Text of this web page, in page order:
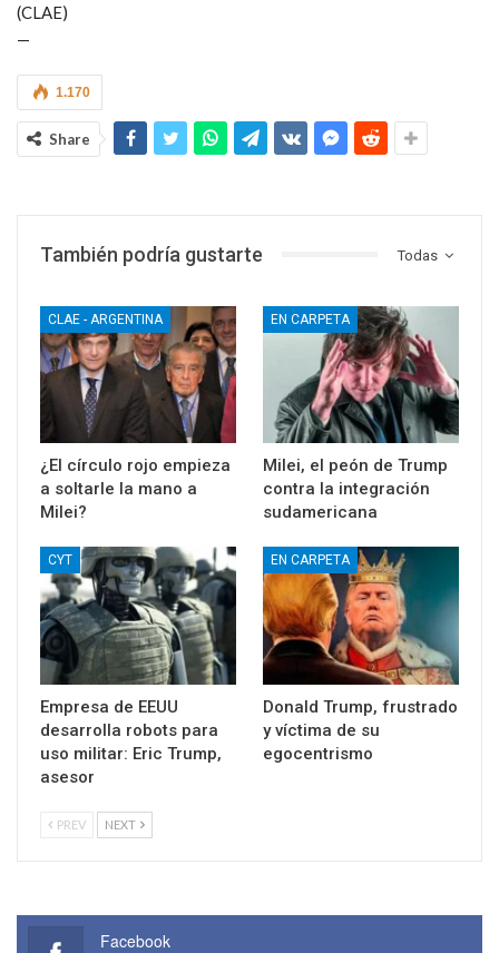
(CLAE)
—
1.170
Share
Todas
También podría gustarte
CLAE - ARGENTINA
¿El círculo rojo empieza
a soltarle la mano a
Milei?
EN CARPETA
Milei, el peón de Trump
contra la integración
sudamericana
CYT
Empresa de EEUU
desarrolla robots para
uso militar: Eric Trump,
asesor
EN CARPETA
Donald Trump, frustrado
y víctima de su
egocentrismo
PREV NEXT
Facebook